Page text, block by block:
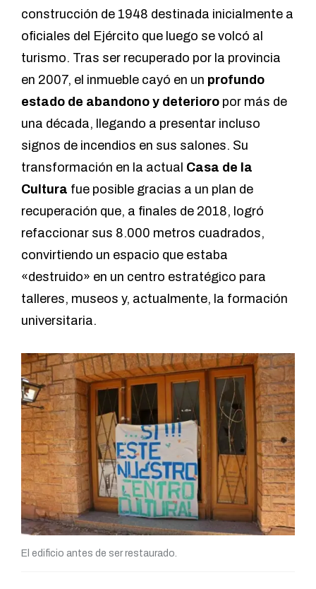
construcción de 1948 destinada inicialmente a
oficiales del Ejército que luego se volcó al
turismo. Tras ser recuperado por la provincia
en 2007, el inmueble cayó en un profundo
estado de abandono y deterioro por más de
una década, llegando a presentar incluso
signos de incendios en sus salones. Su
transformación en la actual Casa de la
Cultura fue posible gracias a un plan de
recuperación que, a finales de 2018, logró
refaccionar sus 8.000 metros cuadrados,
convirtiendo un espacio que estaba
«destruido» en un centro estratégico para
talleres, museos y, actualmente, la formación
universitaria.
El edificio antes de ser restaurado.